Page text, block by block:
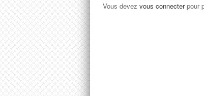
Vous devez vous connecterpour